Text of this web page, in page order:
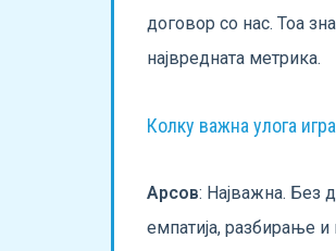
договор со нас. Тоа
највредната метрика.
Колку важна улога
Арсов: Најважна. Без
емпатија, разбирање